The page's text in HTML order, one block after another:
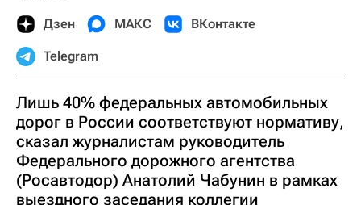
Дзен МАКС ВКонтакте
Telegram
Лишь 40% федеральных автомобильных
дорог в России соответствуют нормативу,
сказал журналистам руководитель
Федерального дорожного агентства
(Росавтодор) Анатолий Чабунин в рамках
выездного заседания коллегии